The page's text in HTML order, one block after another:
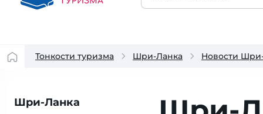
Тонкости туризма Шри-Ланка Новости
Шри-Ланка